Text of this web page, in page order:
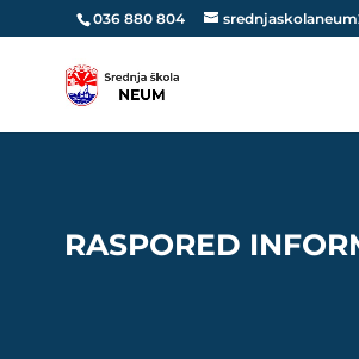
036 880 804
RASPORED